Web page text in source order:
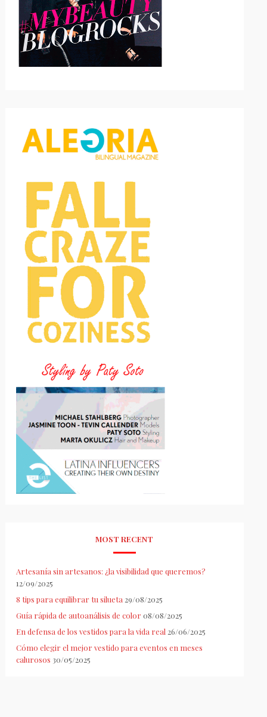
MOST RECENT
Artesanía sin artesanos: ¿la visibilidad que queremos?
12/09/2025
8 tips para equilibrar tu silueta 29/08/2025
Guía rápida de autoanálisis de color 08/08/2025
En defensa de los vestidos para la vida real 26/06/2025
Cómo elegir el mejor vestido para eventos en meses
calurosos 30/05/2025